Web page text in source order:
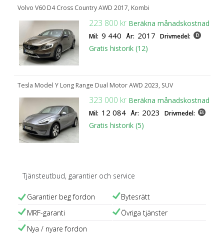
Genom kvdbil.se säljs årligen över 26 000 begagnade bilar
och genom marknadsplatsen kvdpro.com säljs cirka 10 000
maskiner och tunga fordon.
Volvo V60 D4 Cross Country AWD 2017, Kombi
223 800 kr Beräkna månadskostnad
Mil: 9 440 År: 2017 Drivmedel:
Gratis historik (12)
Tesla Model Y Long Range Dual Motor AWD 2023, SUV
323 000 kr Beräkna månadskostnad
Mil: 12 084 År: 2023 Drivmedel:
Gratis historik (5)
Tjänsteutbud, garantier och service
Garantier beg fordon
Bytesrätt
MRF-garanti
Övriga tjänster
Nya / nyare fordon